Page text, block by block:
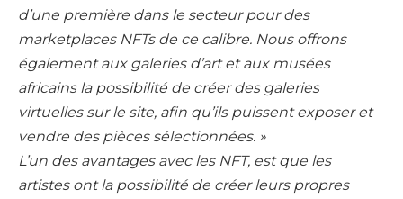
d’une première dans le secteur pour des
marketplaces NFTs de ce calibre. Nous offrons
également aux galeries d’art et aux musées
africains la possibilité de créer des galeries
virtuelles sur le site, afin qu’ils puissent exposer et
vendre des pièces sélectionnées. »
L’un des avantages avec les NFT, est que les
artistes ont la possibilité de créer leurs propres